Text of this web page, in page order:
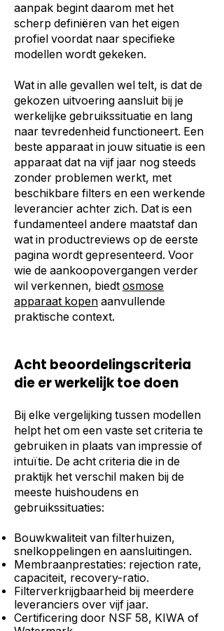
aanpak begint daarom met het
scherp definiëren van het eigen
profiel voordat naar specifieke
modellen wordt gekeken.
Wat in alle gevallen wel telt, is dat de
gekozen uitvoering aansluit bij je
werkelijke gebruikssituatie en lang
naar tevredenheid functioneert. Een
beste apparaat in jouw situatie is een
apparaat dat na vijf jaar nog steeds
zonder problemen werkt, met
beschikbare filters en een werkende
leverancier achter zich. Dat is een
fundamenteel andere maatstaf dan
wat in productreviews op de eerste
pagina wordt gepresenteerd. Voor
wie de aankoopovergangen verder
wil verkennen, biedt osmose
apparaat kopen aanvullende
praktische context.
Acht beoordelingscriteria
die er werkelijk toe doen
Bij elke vergelijking tussen modellen
helpt het om een vaste set criteria te
gebruiken in plaats van impressie of
intuïtie. De acht criteria die in de
praktijk het verschil maken bij de
meeste huishoudens en
gebruikssituaties:
Bouwkwaliteit van filterhuizen,
snelkoppelingen en aansluitingen.
Membraanprestaties: rejection rate,
capaciteit, recovery-ratio.
Filterverkrijgbaarheid bij meerdere
leveranciers over vijf jaar.
Certificering door NSF 58, KIWA of